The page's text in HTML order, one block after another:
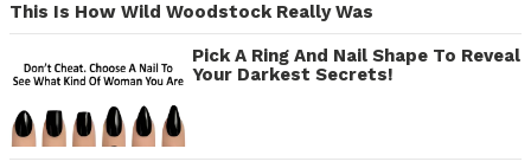
This Is How Wild Woodstock Really Was
Pick A Ring And Nail Shape To Reveal
Your Darkest Secrets!